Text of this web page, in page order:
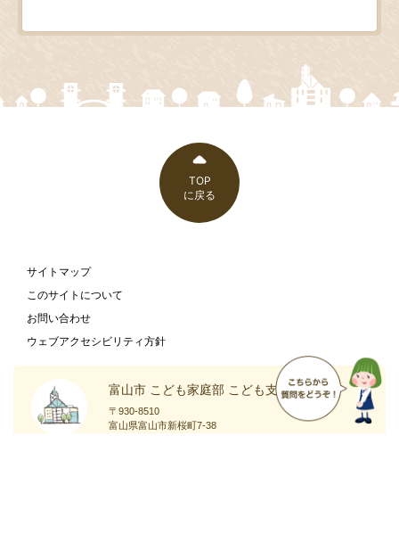
TOP
に戻る
サイトマップ
このサイトについて
お問い合わせ
ウェブアクセシビリティ方針
富山市 こども家庭部 こども支援課
〒930-8510
富山県富山市新桜町7-38